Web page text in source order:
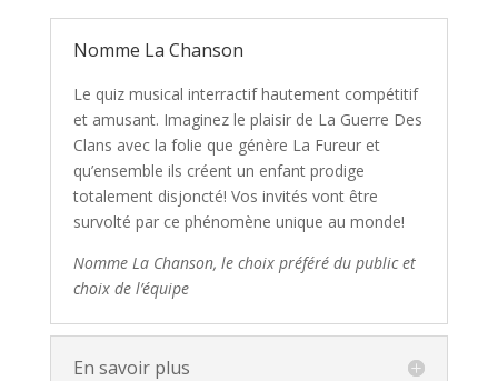
Nomme La Chanson
Le quiz musical interractif hautement compétitif
et amusant. Imaginez le plaisir de La Guerre Des
Clans avec la folie que génère La Fureur et
qu’ensemble ils créent un enfant prodige
totalement disjoncté! Vos invités vont être
survolté par ce phénomène unique au monde!
Nomme La Chanson, le choix préféré du public et
choix de l’équipe
En savoir plus